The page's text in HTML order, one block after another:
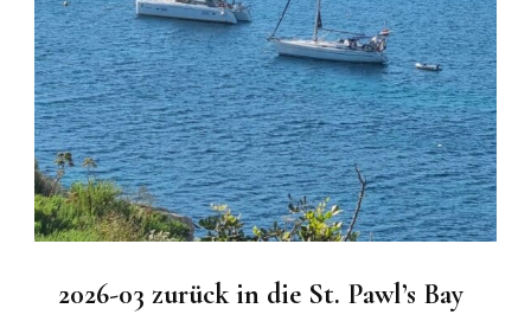
2026-03 zurück in die St. Pawl’s Bay